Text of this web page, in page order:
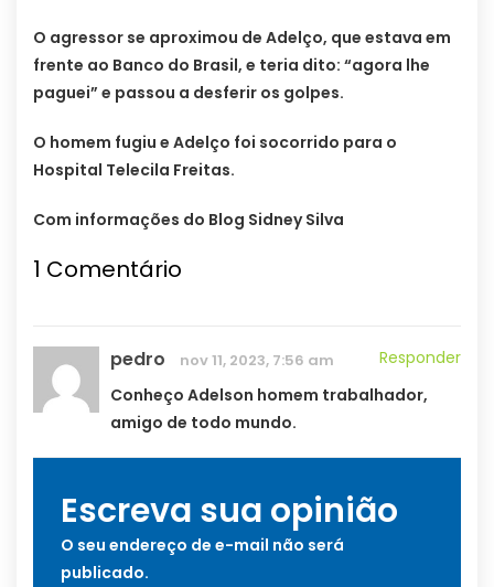
O agressor se aproximou de Adelço, que estava em
frente ao Banco do Brasil, e teria dito: “agora lhe
paguei” e passou a desferir os golpes.
O homem fugiu e Adelço foi socorrido para o
Hospital Telecila Freitas.
Com informações do Blog Sidney Silva
1 Comentário
pedro nov 11, 2023, 7:56 am
Responder
Conheço Adelson homem trabalhador,
amigo de todo mundo.
Escreva sua opinião
O seu endereço de e-mail não será
publicado.